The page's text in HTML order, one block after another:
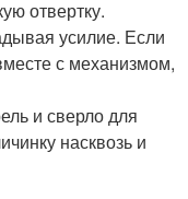
отвертку.
усилие. Если
с механизмом,
и сверло для
насквозь и